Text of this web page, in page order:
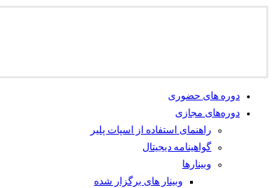
دوره های حضوری
دوره‌های مجازی
راهنمای استفاده از اسپات پلیر
گواهینامه دیجیتال
وبینار‌ها
وبینار های برگزار شده